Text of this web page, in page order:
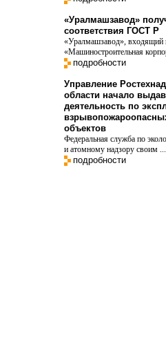
«Уралмашзавод»
соответствия ГОСТ Р
«Уралмашзавод», входящий
«Машиностроительная
подробности
Управление
области начало
деятельность по
объектов
Федеральная служба по
и атомному надзору своим ...
подробности